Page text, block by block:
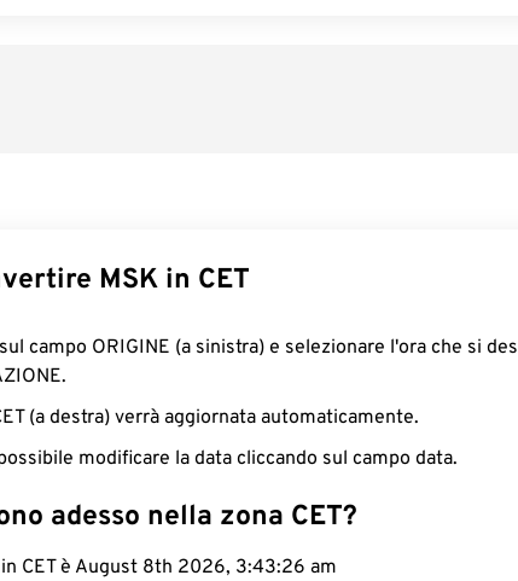
MSK in CET
campo ORIGINE (a sinistra) e selezionare l'ora che si
(a destra) verrà aggiornata automaticamente.
modificare la data cliccando sul campo data.
adesso nella zona CET?
CET è August 8th 2026, 3:43:27 am